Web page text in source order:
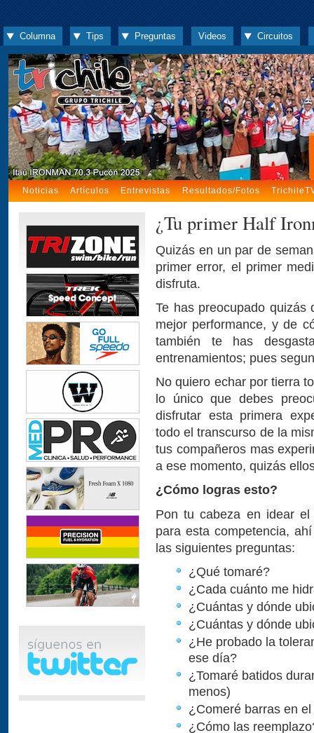
Columna Tips Preguntas Videos Circuitos
Noticias Artículos Entrevistas Resultados/Fotos
¿Tu primer Half
Quizás en un par de
primer error, el primer
disfruta.
Te has preocupado
mejor performance, y de
también te has
entrenamientos; pues
No quiero echar por tierra
lo único que debes
disfrutar esta primera
todo el transcurso de la
tus compañeros mas
a ese momento, quizás
¿Cómo logras esto?
Pon tu cabeza en idear
para esta competencia,
las siguientes preguntas:
¿Qué tomaré?
¿Cada cuánto me
¿Cuántas y dónde
¿Cuántas y dónde
¿He probado la
ese día?
¿Tomaré batidos
menos)
¿Comeré barras en
¿Cómo las